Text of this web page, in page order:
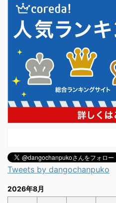
Tweets by dangochanpuko
2026年8月